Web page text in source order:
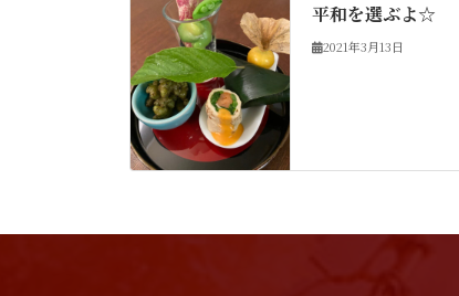
平和を選ぶよ☆
2021年3月13日